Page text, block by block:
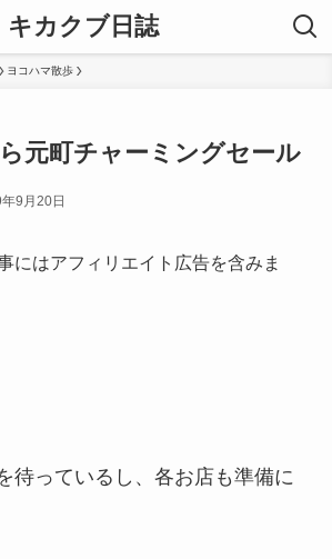
キカクブ日誌
ヨコハマ散歩
元町チャーミングセール
9月20日
にはアフィリエイト広告を含みま
待っているし、各お店も準備に